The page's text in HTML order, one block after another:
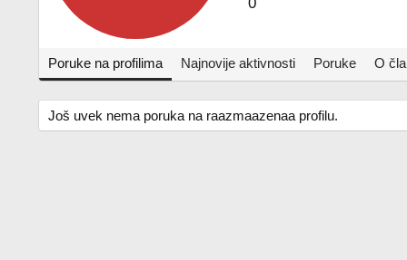
0
Poruke na profilima Najnovije aktivnosti Poruke O
Još uvek nema poruka na raazmaazenaa profilu.